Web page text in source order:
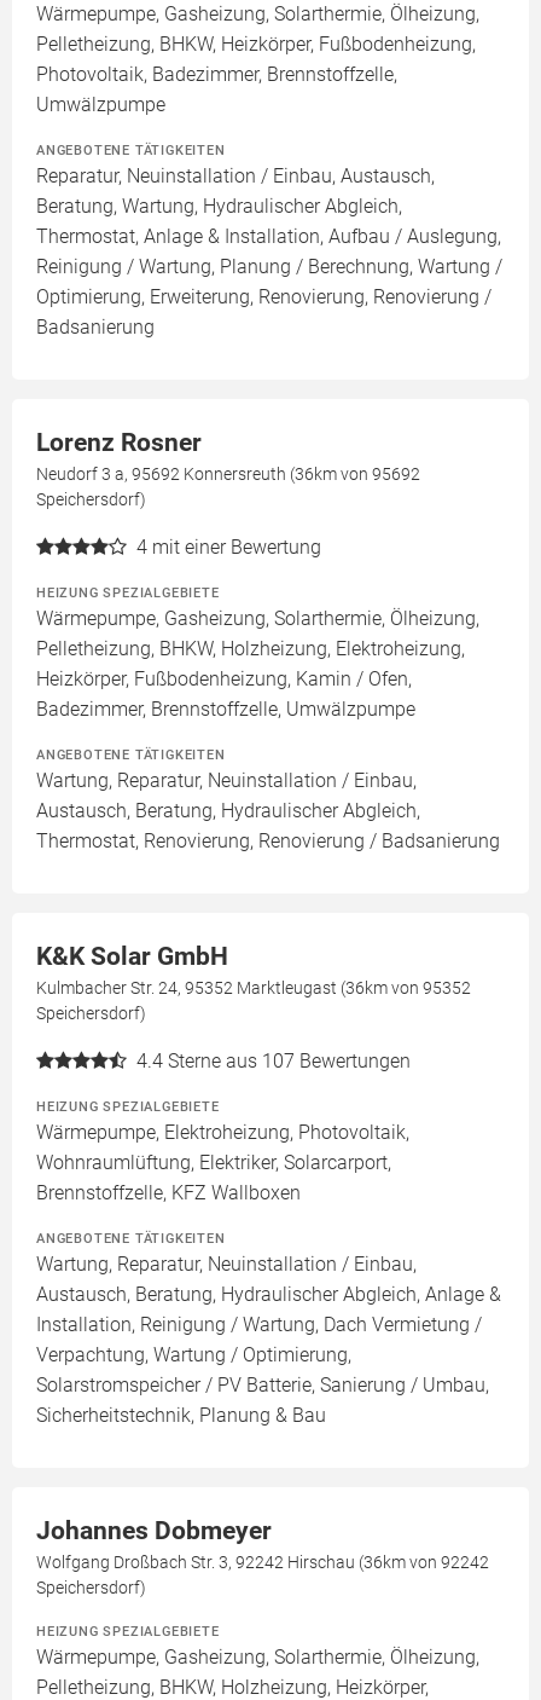
Wärmepumpe, Gasheizung, Solarthermie, Ölheizung,
Pelletheizung, BHKW, Heizkörper, Fußbodenheizung,
Photovoltaik, Badezimmer, Brennstoffzelle,
Umwälzpumpe
ANGEBOTENE TÄTIGKEITEN
Reparatur, Neuinstallation / Einbau, Austausch,
Beratung, Wartung, Hydraulischer Abgleich,
Thermostat, Anlage & Installation, Aufbau / Auslegung,
Reinigung / Wartung, Planung / Berechnung, Wartung /
Optimierung, Erweiterung, Renovierung, Renovierung /
Badsanierung
Lorenz Rosner
Neudorf 3 a, 95692 Konnersreuth (36km von 95692
Speichersdorf)
4 mit einer Bewertung
HEIZUNG SPEZIALGEBIETE
Wärmepumpe, Gasheizung, Solarthermie, Ölheizung,
Pelletheizung, BHKW, Holzheizung, Elektroheizung,
Heizkörper, Fußbodenheizung, Kamin / Ofen,
Badezimmer, Brennstoffzelle, Umwälzpumpe
ANGEBOTENE TÄTIGKEITEN
Wartung, Reparatur, Neuinstallation / Einbau,
Austausch, Beratung, Hydraulischer Abgleich,
Thermostat, Renovierung, Renovierung / Badsanierung
K&K Solar GmbH
Kulmbacher Str. 24, 95352 Marktleugast (36km von 95352
Speichersdorf)
4.4 Sterne aus 107 Bewertungen
HEIZUNG SPEZIALGEBIETE
Wärmepumpe, Elektroheizung, Photovoltaik,
Wohnraumlüftung, Elektriker, Solarcarport,
Brennstoffzelle, KFZ Wallboxen
ANGEBOTENE TÄTIGKEITEN
Wartung, Reparatur, Neuinstallation / Einbau,
Austausch, Beratung, Hydraulischer Abgleich, Anlage &
Installation, Reinigung / Wartung, Dach Vermietung /
Verpachtung, Wartung / Optimierung,
Solarstromspeicher / PV Batterie, Sanierung / Umbau,
Sicherheitstechnik, Planung & Bau
Johannes Dobmeyer
Wolfgang Droßbach Str. 3, 92242 Hirschau (36km von 92242
Speichersdorf)
HEIZUNG SPEZIALGEBIETE
Wärmepumpe, Gasheizung, Solarthermie, Ölheizung,
Pelletheizung, BHKW, Holzheizung, Heizkörper,